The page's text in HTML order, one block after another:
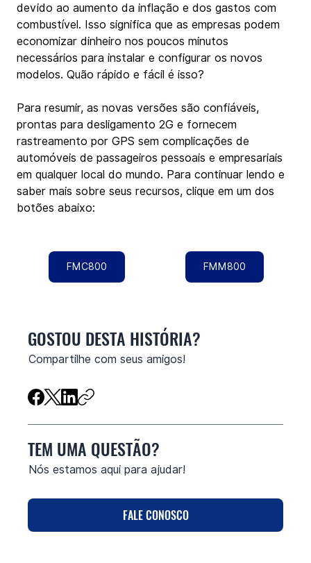
devido ao aumento da inflação e dos gastos com
combustível. Isso significa que as empresas podem
economizar dinheiro nos poucos minutos
necessários para instalar e configurar os novos
modelos. Quão rápido e fácil é isso?
Para resumir, as novas versões são confiáveis,
prontas para desligamento 2G e fornecem
rastreamento por GPS sem complicações de
automóveis de passageiros pessoais e empresariais
em qualquer local do mundo. Para continuar lendo e
saber mais sobre seus recursos, clique em um dos
botões abaixo:
FMC800 FMM800
GOSTOU DESTA HISTÓRIA?
Compartilhe com seus amigos!
TEM UMA QUESTÃO?
Nós estamos aqui para ajudar!
FALE CONOSCO